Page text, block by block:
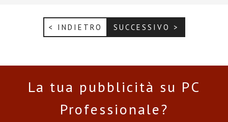
< INDIETRO SUCCESSIVO >
La tua pubblicità su PC
Professionale?